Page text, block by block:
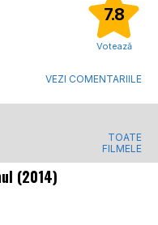
7.8
Votează
VEZI COMENTARIILE
TOATE
FILMELE
(2014)